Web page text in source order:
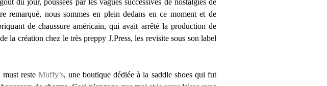
remarqué, nous sommes en plein dedans en ce moment et de
de chaussure américain, qui avait arrêté la production de
la création chez le très preppy J.Press, les revisite sous son label
reste Muffy’s, une boutique dédiée à la saddle shoes qui fut